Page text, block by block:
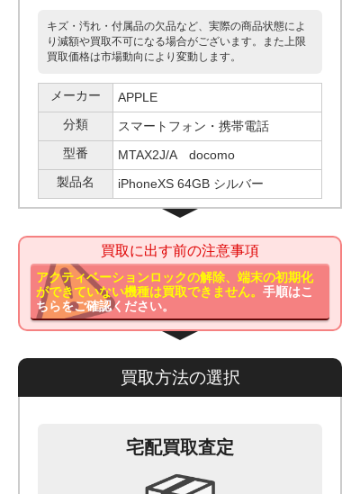
キズ・汚れ・付属品の欠品など、実際の商品状態によ
り減額や買取不可になる場合がございます。また上限
買取価格は市場動向により変動します。
メーカー
APPLE
分類
スマートフォン・携帯電話
型番
MTAX2J/A docomo
製品名
iPhoneXS 64GB シルバー
買取に出す前の注意事項
アクティベーションロックの解除、端末の初期化
ができていない機種は買取できません。手順はこ
ちらをご確認ください。
買取方法の選択
宅配買取査定